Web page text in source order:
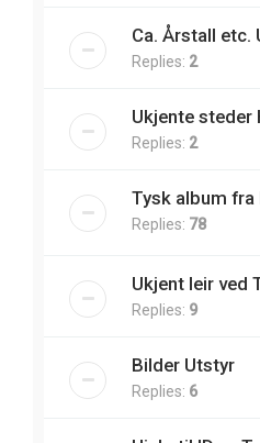
Ca. Årstall etc.
Replies: 2
Ukjente steder
Replies: 2
Tysk album fra
Replies: 78
Ukjent leir ved
Replies: 9
Bilder Utstyr
Replies: 6